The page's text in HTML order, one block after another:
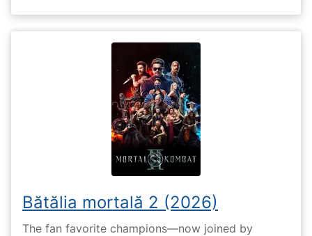
Bătălia mortală 2 (2026)
The fan favorite champions—now joined by